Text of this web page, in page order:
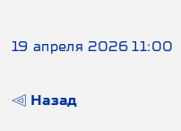
19 апреля 2026 11:00
Назад